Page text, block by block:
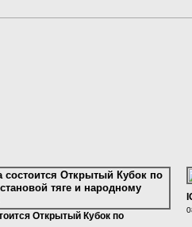
Открытый Кубок по